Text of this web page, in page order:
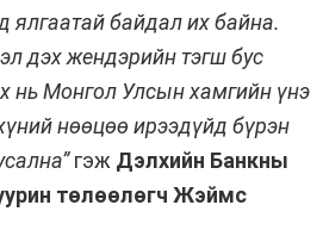
ялгаатай байдал их байна.
дэх жендэрийн тэгш бус
нь Монгол Улсын хамгийн үнэ
нөөцөө ирээдүйд бүрэн
гэж Дэлхийн Банкны
төлөөлөгч Жэймс